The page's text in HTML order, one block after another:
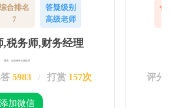
合排名
7
答疑级别
高级老师
,税务师,财务经理
擅长：企业账务实操处理
5983 / 打赏 157次
添加微信
信
评分